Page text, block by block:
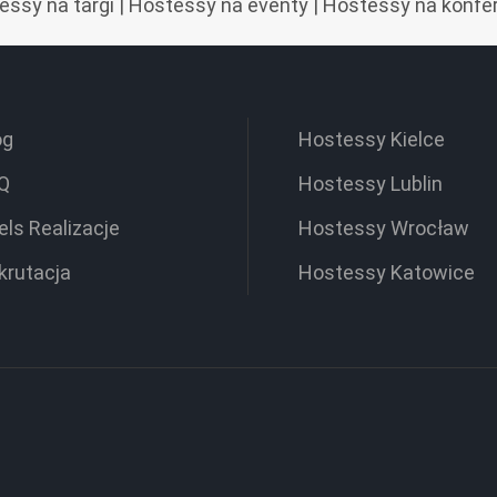
na targi Hostessy na eventy| Hostessy na
Realizacje
Hostessy Kielce
Hostessy Lublin
Hostessy Wrocław
Hostessy Katowice